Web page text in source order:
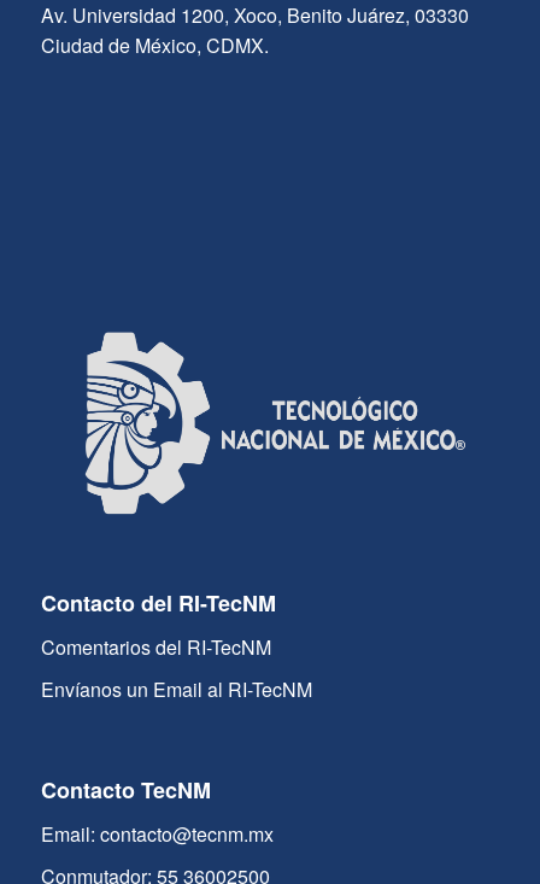
Av. Universidad 1200, Xoco, Benito Juárez, 03330
Ciudad de México, CDMX.
Contacto del RI-TecNM
Comentarios del RI-TecNM
Envíanos un Email al RI-TecNM
Contacto TecNM
Email: contacto@tecnm.mx
Conmutador: 55 36002500